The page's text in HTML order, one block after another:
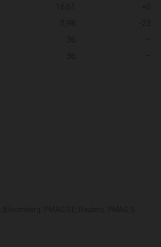
16,61
+0
5,98
-23
36
36
PMAG SE; Reuters: PMAG.S